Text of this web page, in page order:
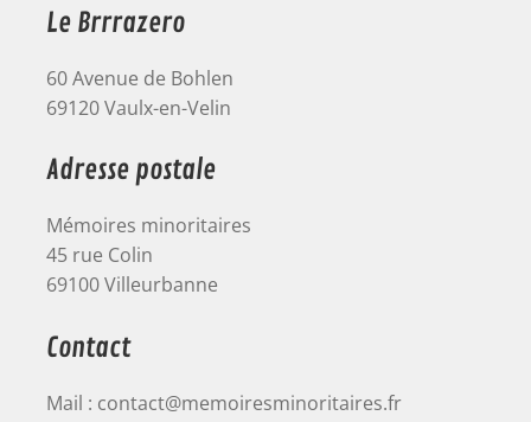
Le Brrrazero
60 Avenue de Bohlen
69120 Vaulx-en-Velin
Adresse postale
Mémoires minoritaires
45 rue Colin
69100 Villeurbanne
Contact
Mail : contact@memoiresminoritaires.fr